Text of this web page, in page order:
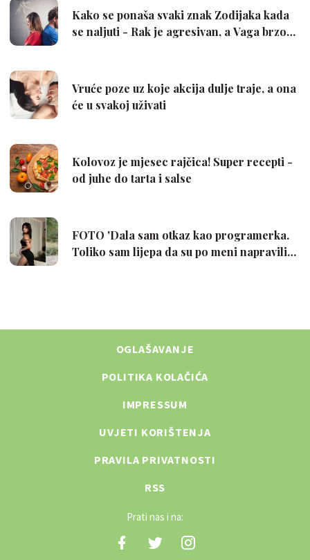
OGLAŠAVANJE
POLITIKA KOLAČIĆA
IMPRESSUM
UVJETI KORIŠTENJA
PRAVILA PRIVATNOSTI
RSS
Prati nas i na: